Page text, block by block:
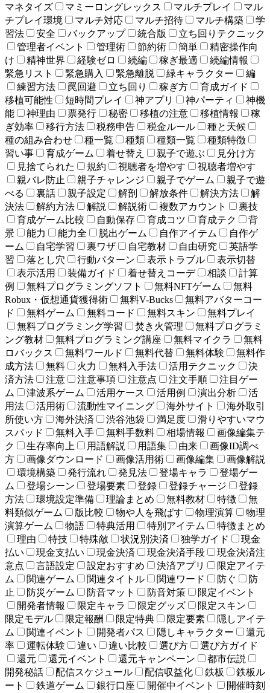
マネタイズ
マミーロングレックス マルチプレイ
マル
チプレイ環境
マルチ対応 マルチ招待 マルチ構築
学
習法
安全 バックアップ 統合版
立ち回りテクニック
管理者イベント
管理術 節約術 簡単
精密操作向
け
精神世界 経験ゼロ 続編 稼ぎ最適
続編情報
緊急リスト
緊急購入 緊急離脱 緑キャラクター
編
練習方法
罠回避 立ち回り 稼ぎ方
育成ガイド
移植可能性
短時間プレイ 神アプリ 神パーティ
神機
能
神理由 票発行 秘密 移植の注意 移植情報
稼
ぎ効率
移行方法 税務申告 税金ルール
種と天候
種の組み合わせ
種一覧 種類 種類一覧
種類特徴
習い事
育成ゲーム 着せ替え 親子で遊ぶ
見分け方
見捨てられた
規約 視聴者を増やす
視聴者増やす
親バレ防止
親子チャレンジ 親子でゲーム
親子で遊
べる
裏話 親子設定 解剖 解放条件 解決方法
解
決法
解約方法 解説 解説術 複数アカウント
裏技
育成ゲーム比較
自動保存 育成コツ 育成テク
背
景
能力 能力全 脱出ゲーム 自作アイテム
自作ゲ
ーム
自宅学習 裏ワザ 自宅教材 自由研究
英語学
習
落とし穴 行動パターン 表示トラブル
表示切替
表示活用
装備ガイド 着せ替えコーデ 相談
計算
例
無料プログラミングソフト 無料NFTゲーム
無料
Robux・仮想通貨獲得術
無料V-Bucks
無料アバターコー
ド
無料ゲーム 無料コード 無料スキン
無料プレイ
無料プログラミング学習
焚き火管理
無料プログラミ
ング教材
無料プログラミング講座 無料マイクラ
無料
ロバックス
無料ワールド 無料代替 無料体験
無料作
成方法
無料 火力 無料入手法 活用テクニック
決
済方法
注意 注意事項 注意点 注文手順
注目ゲー
ム
津波系ゲーム 活用ケース 活用例 演出分析
活
用法
活用術 流動性マイニング 海外サイト
海外取引
所使い方
海外決済 渋谷池袋 満足度
滑りやすいマウ
スパッド
無料入手 無料手数料 相場情報
画像編集テ
ク
生存率向上 用語解説 用語集 由来
画像ID調べ
方
画像ダウンロード 画像活用術 画像編集
画像解説
環境構築
発行流れ 発見法 登場キャラ
登場ゲー
ム
登場シーン 登場要素 登録 登録チャージ
登録
方法
環境設定準備 理論まとめ 無料教材 特徴
無
料類似ゲーム
版比較 物や人を飛ばす 物理演算
物理
演算ゲーム
物語 特典活用 特別アイテム
特徴まとめ
理由
特技 特殊敵 状況別決済 独学ガイド
現金
払い
現金支払い 現金決済 現金決済手段
現金決済注
意点
言語設定 設定おすすめ 決済アプリ
限定アイテ
ム
関連ゲーム 関連タイトル 関連ワード 防ぐ
防
止
防災ゲーム 防音マット 防音対策
限定イベント
開発者情報
限定キャラ 限定グッズ
限定スキン
限定モデル
限定報酬 限定特典 限定要素
隠しアイテ
ム
関連イベント 開発者パス 隠しキャラクター
還元
率
運転体験 違い 違い比較 選び方
選び方ガイド
還元
還元イベント 還元キャンペーン
都市伝説
開発秘話
配信スケジュール 配信収益化 鉄板
鉄板ル
ート
鉄道ゲーム 銀行口座 開催中イベント
開催時刻